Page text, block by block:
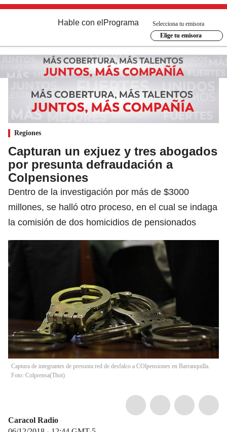
Hable con el Programa
Selecciona tu emisora
Elige tu emisora
Regiones
Capturan un exjuez y tres abogados
por presunta defraudación a
Colpensiones
Dentro de la investigación por más de $3000
millones, se halló otro proceso, en el cual se indaga
la comisión de dos homicidios de pensionados
Captura de integrantes de presunta red de desfalco a COlpensiones en Barranquilla.
Foto: Colprensa(Thot)
Caracol Radio